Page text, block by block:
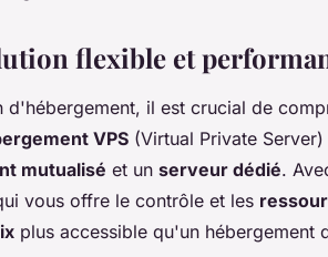
flexible et
il est crucial de
VPS (Virtual Private
mutualisé et un serveur dédié.
vous offre le contrôle et les
plus accessible qu'un hébergement